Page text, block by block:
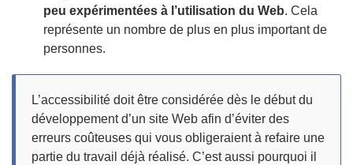
peu expérimentées à l’utilisation du Web. Cela
représente un nombre de plus en plus important de
personnes.
L’accessibilité doit être considérée dès le début du
développement d’un site Web afin d’éviter des
erreurs coûteuses qui vous obligeraient à refaire une
partie du travail déjà réalisé. C’est aussi pourquoi il